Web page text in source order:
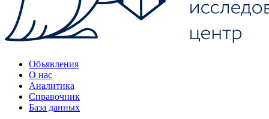
Объявления
О нас
Аналитика
Справочник
База данных